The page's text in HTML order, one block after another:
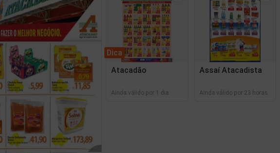
Dica
Atacadão
Ainda válido por 1 dia
Assaí Atacadista
Ainda válido por 23 horas